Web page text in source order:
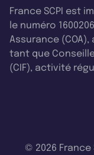
France SCPI est
le numéro
Assurance (COA),
tant que
(CIF), activité
© 2026 France